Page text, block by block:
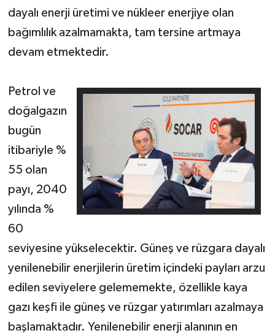
dayalı enerji üretimi ve nükleer enerjiye olan
bağımlılık azalmamakta, tam tersine artmaya
devam etmektedir.
Petrol ve
doğalgazın
bugün
itibariyle %
55 olan
payı, 2040
yılında %
60
seviyesine yükselecektir. Güneş ve rüzgara dayalı
yenilenebilir enerjilerin üretim içindeki payları arzu
edilen seviyelere gelememekte, özellikle kaya
gazı keşfi ile güneş ve rüzgar yatırımları azalmaya
başlamaktadır. Yenilenebilir enerji alanının en